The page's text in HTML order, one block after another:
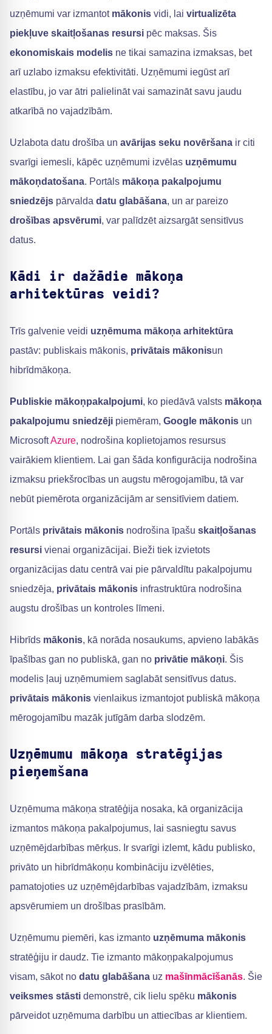
uzņēmumi var izmantot mākonis vidi, lai virtualizēta
piekļuve skaitļošanas resursi pēc maksas. Šis
ekonomiskais modelis ne tikai samazina izmaksas, bet
arī uzlabo izmaksu efektivitāti. Uzņēmumi iegūst arī
elastību, jo var ātri palielināt vai samazināt savu jaudu
atkarībā no vajadzībām.
Uzlabota datu drošība un avārijas seku novēršana ir citi
svarīgi iemesli, kāpēc uzņēmumi izvēlas uzņēmumu
mākoņdatošana. Portāls mākoņa pakalpojumu
sniedzējs pārvalda datu glabāšana, un ar pareizo
drošības apsvērumi, var palīdzēt aizsargāt sensitīvus
datus.
Kādi ir dažādie mākoņa
arhitektūras veidi?
Trīs galvenie veidi uzņēmuma mākoņa arhitektūra
pastāv: publiskais mākonis, privātais mākonisun
hibrīdmākoņa.
Publiskie mākoņpakalpojumi, ko piedāvā valsts mākoņa
pakalpojumu sniedzēji piemēram, Google mākonis un
MicrosoftAzure, nodrošina koplietojamos resursus
vairākiem klientiem. Lai gan šāda konfigurācija nodrošina
izmaksu priekšrocības un augstu mērogojamību, tā var
nebūt piemērota organizācijām ar sensitīviem datiem.
Portāls privātais mākonis nodrošina īpašu skaitļošanas
resursi vienai organizācijai. Bieži tiek izvietots
organizācijas datu centrā vai pie pārvaldītu pakalpojumu
sniedzēja, privātais mākonis infrastruktūra nodrošina
augstu drošības un kontroles līmeni.
Hibrīds mākonis, kā norāda nosaukums, apvieno labākās
īpašības gan no publiskā, gan no privātie mākoņi. Šis
modelis ļauj uzņēmumiem saglabāt sensitīvus datus.
privātais mākonis vienlaikus izmantojot publiskā mākoņa
mērogojamību mazāk jutīgām darba slodzēm.
Uzņēmumu mākoņa stratēģijas
pieņemšana
Uzņēmuma mākoņa stratēģija nosaka, kā organizācija
izmantos mākoņa pakalpojumus, lai sasniegtu savus
uzņēmējdarbības mērķus. Ir svarīgi izlemt, kādu publisko,
privāto un hibrīdmākoņu kombināciju izvēlēties,
pamatojoties uz uzņēmējdarbības vajadzībām, izmaksu
apsvērumiem un drošības prasībām.
Uzņēmumu piemēri, kas izmanto uzņēmuma mākonis
stratēģiju ir daudz. Tie izmanto mākoņpakalpojumus
visam, sākot no datu glabāšana uz mašīnmācīšanās. Šie
veiksmes stāsti demonstrē, cik lielu spēku mākonis
pārveidot uzņēmuma darbību un attiecības ar klientiem.